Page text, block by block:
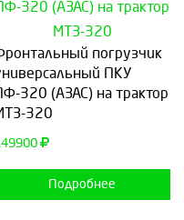
погрузчик
ПКУ
320 (АЗАС) на трактор
320
Подробнее
Выберите количество:
Продолжить Отмена